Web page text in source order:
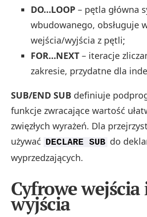
DO…LOOP – pętla główna
wbudowanego, obsługuje
wejścia/wyjścia z pętli;
FOR…NEXT – iteracje
zakresie, przydatne dla
SUB/END SUB definiuje
funkcje zwracające wartość
zwięzłych wyrażeń. Dla
używać DECLARE SUB do
wyprzedzających.
Cyfrowe wejścia
wyjścia